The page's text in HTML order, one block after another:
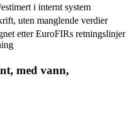
i internt system
uten manglende verdier
etter EuroFIRs retningslinjer
med vann,